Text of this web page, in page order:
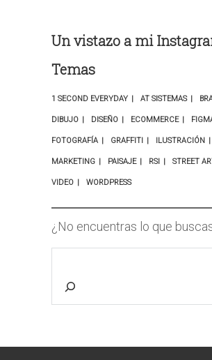
Un vistazo a mi
Temas
1 SECOND EVERYDAY AT SISTEMAS
DIBUJO DISEÑO ECOMMERCE
FOTOGRAFÍA GRAFFITI ILUSTRACIÓN
MARKETING PAISAJE RSI STREET
VIDEO WORDPRESS
¿No encuentras lo que